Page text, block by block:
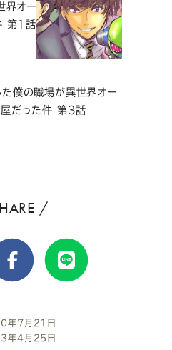
界オー
第1話
僕の職場が異世界オー
屋だった件 第3話
/
ろ
し
け
ば
Line
年7月21日
年4月25日